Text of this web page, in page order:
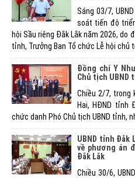
Sáng 03/7,
soát tiến độ
hội Sầu riêng Đắk Lắk năm 2026, do
tỉnh, Trưởng Ban Tổ chức Lễ hội chủ
Đồng chí Y
Chủ tịch UBND
Chiều 2/7, trong
Hai, HĐND tỉnh
chức danh Phó Chủ tịch UBND tỉnh,
UBND tỉnh Đắk
về phương án
Đắk Lắk
Chiều 30/6,